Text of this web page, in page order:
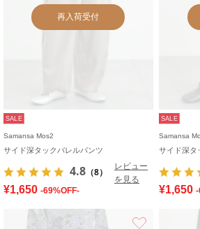
再入荷受付
SALE
Samansa Mos2
サイド深タックバレルパンツ
4.8 （8）
レビュー
を見る
¥1,650 -69%OFF-
SALE
Samansa
サイド深タ
¥1,650